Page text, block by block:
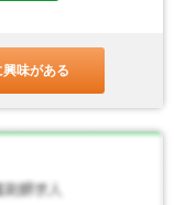
味がある